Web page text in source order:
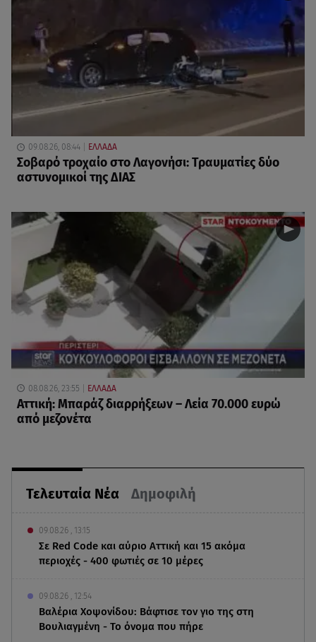
Τελευταία Νέα Δημοφιλή
09.08.26 , 13:15
Σε Red Code και αύριο Αττική και 15 ακόμα
περιοχές - 400 φωτιές σε 10 μέρες
09.08.26 , 12:54
Βαλέρια Χοψονίδου: Βάφτισε τον γιο της στη
Βουλιαγμένη - Το όνομα που πήρε
09.08.26, 08:44 ΕΛΛΑΔΑ
Σοβαρό τροχαίο στο Λαγονήσι: Τραυματίες δύο
αστυνομικοί της ΔΙΑΣ
08.08.26, 23:55 ΕΛΛΑΔΑ
Αττική: Μπαράζ διαρρήξεων – Λεία 70.000 ευρώ
από μεζονέτα